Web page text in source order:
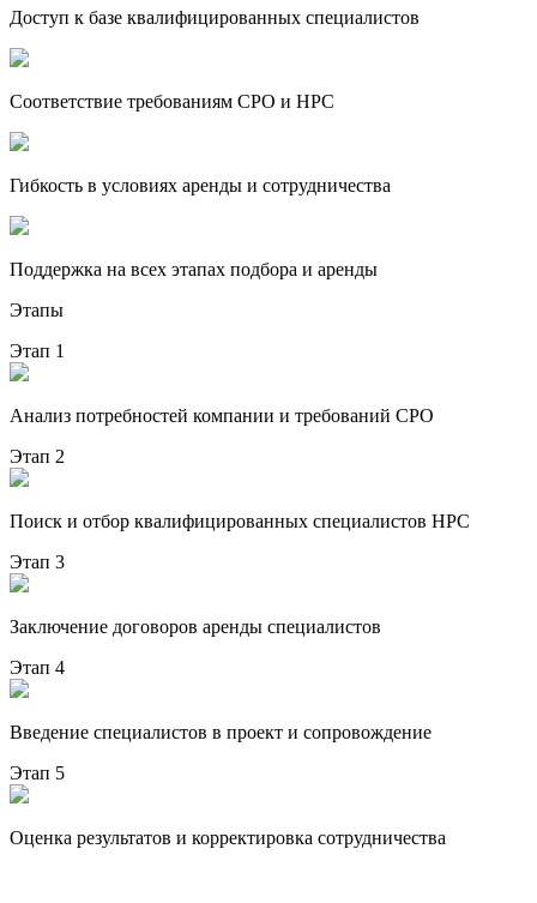
Доступ к базе квалифицированных специалистов
Соответствие требованиям СРО и НРС
Гибкость в условиях аренды и сотрудничества
Поддержка на всех этапах подбора и аренды
Этапы
Этап 1
Анализ потребностей компании и требований СРО
Этап 2
Поиск и отбор квалифицированных специалистов НРС
Этап 3
Заключение договоров аренды специалистов
Этап 4
Введение специалистов в проект и сопровождение
Этап 5
Оценка результатов и корректировка сотрудничества